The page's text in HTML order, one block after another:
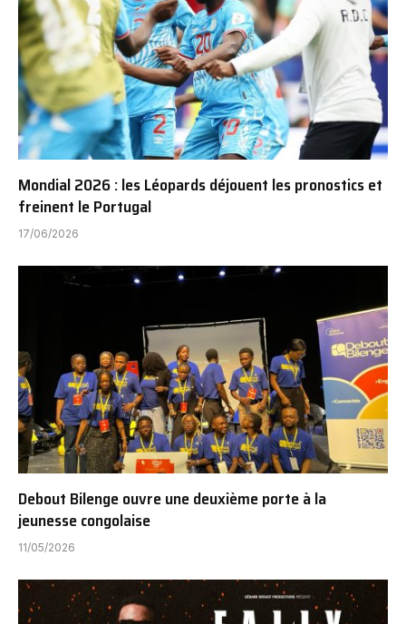
Mondial 2026 : les Léopards déjouent les pronostics et
freinent le Portugal
17/06/2026
Debout Bilenge ouvre une deuxième porte à la
jeunesse congolaise
11/05/2026